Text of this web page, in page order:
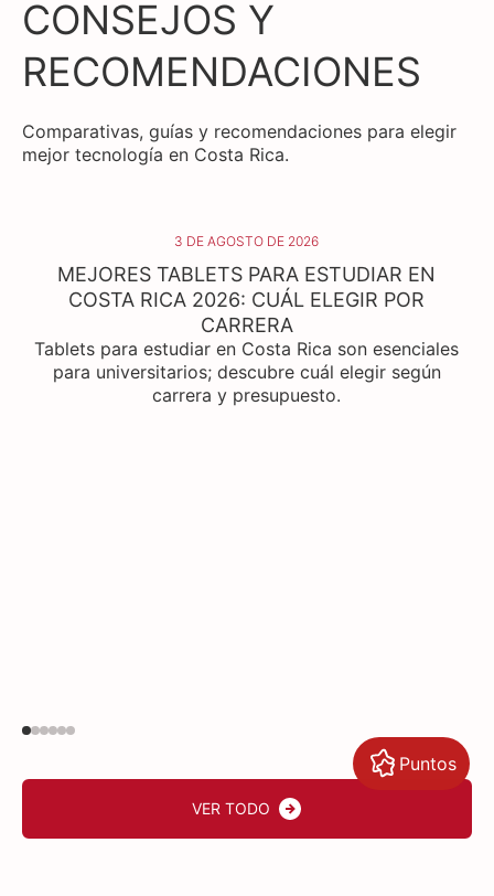
CONSEJOS Y
RECOMENDACIONES
Comparativas, guías y recomendaciones para elegir
mejor tecnología en Costa Rica.
3 DE AGOSTO DE 2026
MEJORES TABLETS PARA ESTUDIAR EN
COSTA RICA 2026: CUÁL ELEGIR POR
CARRERA
Tablets para estudiar en Costa Rica son esenciales
para universitarios; descubre cuál elegir según
carrera y presupuesto.
VER TODO
Puntos